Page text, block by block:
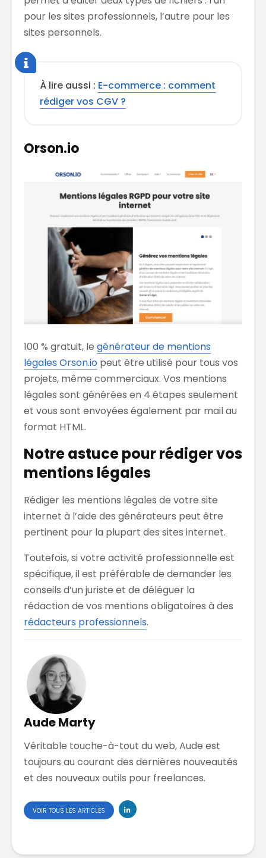
pour les sites professionnels, l’autre pour les
sites personnels.
À lire aussi : E-commerce : comment
rédiger vos CGV ?
Orson.io
100 % gratuit, le générateur de mentions
légales Orson.io peut être utilisé pour tous vos
projets, même commerciaux. Vos mentions
légales sont générées en 4 étapes seulement
et vous sont envoyées également par mail au
format HTML.
Notre astuce pour rédiger vos
mentions légales
Rédiger les mentions légales de votre site
internet à l’aide des générateurs peut être
pertinent pour la plupart des sites internet.
Toutefois, si votre activité professionnelle est
spécifique, il est préférable de demander les
conseils d’un juriste et de déléguer la
rédaction de vos mentions obligatoires à des
rédacteurs professionnels.
Aude Marty
Véritable touche-à-tout du web, Aude est
toujours au courant des dernières nouveautés
et des nouveaux outils pour freelances.
VOIR TOUS LES ARTICLES